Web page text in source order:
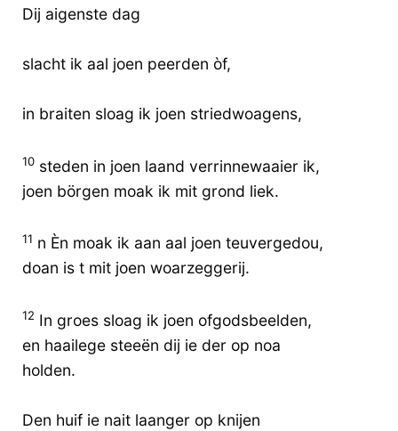
Dij aigenste dag
slacht ik aal joen peerden òf,
in braiten sloag ik joen striedwoagens,
10 steden in joen laand verrinnewaaier ik,
joen börgen moak ik mit grond liek.
11 n Èn moak ik aan aal joen teuvergedou,
doan is t mit joen woarzeggerij.
12 In groes sloag ik joen ofgodsbeelden,
en haailege steeën dij ie der op noa
holden.
Den huif ie nait laanger op knijen